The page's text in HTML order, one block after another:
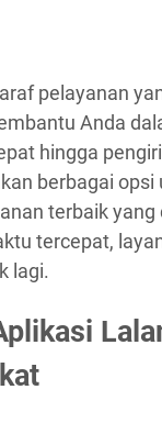
pelayanan
Anda
hingga
berbagai
terbaik
tercepat,
lagi.